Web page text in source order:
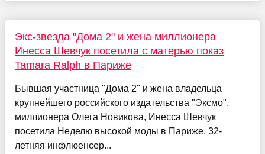
Экс-звезда "Дома 2" и жена миллионера
Инесса Шевчук посетила с матерью показ
Tamara Ralph в Париже
Бывшая участница "Дома 2" и жена владельца
крупнейшего российского издательства "Эксмо",
миллионера Олега Новикова, Инесса Шевчук
посетила Неделю высокой моды в Париже. 32-
летняя инфлюенсер...